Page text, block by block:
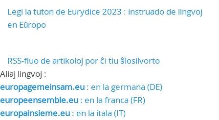
Legi la tuton de Eurydice 2023 : instruado de lingvoj
en Eŭropo
RSS-fluo de artikoloj por ĉi tiu ŝlosilvorto
Aliaj lingvoj :
europagemeinsam.eu : en la germana (DE)
europeensemble.eu : en la franca (FR)
europainsieme.eu : en la itala (IT)